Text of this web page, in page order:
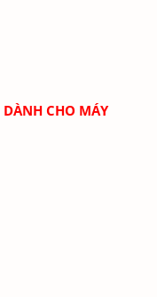
DÀNH CHO MÁY